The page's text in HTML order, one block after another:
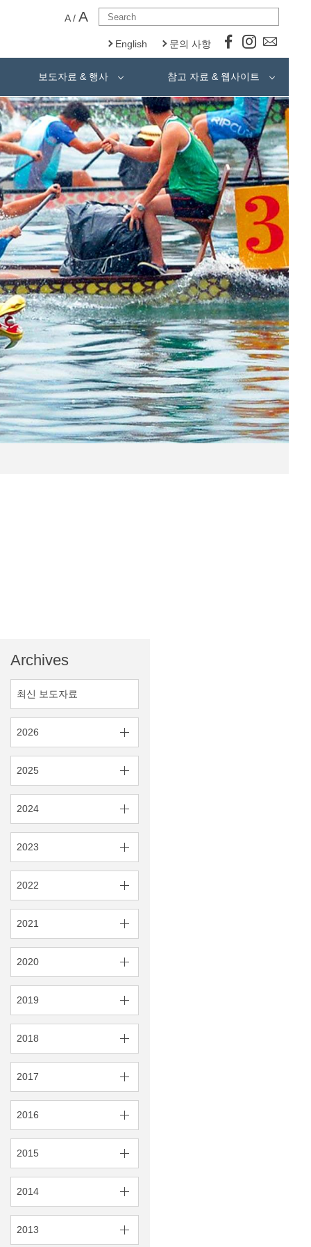
A/ A
English 문의 사항
보도자료 & 행사 참고 자료 & 웹사이트
Archives
최신 보도자료
2026
2025
2024
2023
2022
2021
2020
2019
2018
2017
2016
2015
2014
2013